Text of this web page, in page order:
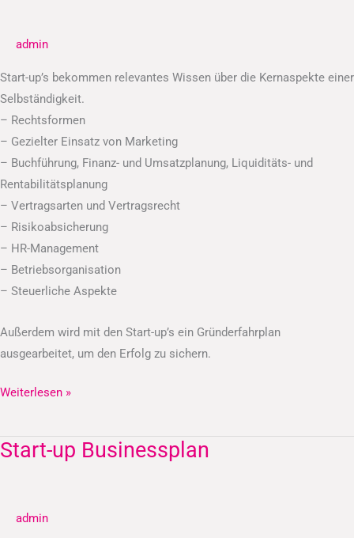
admin
Start-up’s bekommen relevantes Wissen über die Kernaspekte einer
Selbständigkeit.
– Rechtsformen
– Gezielter Einsatz von Marketing
– Buchführung, Finanz- und Umsatzplanung, Liquiditäts- und
Rentabilitätsplanung
– Vertragsarten und Vertragsrecht
– Risikoabsicherung
– HR-Management
– Betriebsorganisation
– Steuerliche Aspekte
Außerdem wird mit den Start-up’s ein Gründerfahrplan
ausgearbeitet, um den Erfolg zu sichern.
Weiterlesen »
Start-up Businessplan
admin
Start-